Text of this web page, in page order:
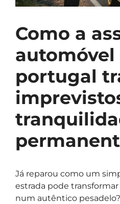
Como a
automóvel
portugal
Já reparou como um
estrada pode
num autêntico